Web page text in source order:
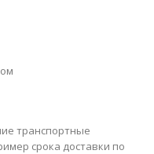
транспортные
срока доставки по